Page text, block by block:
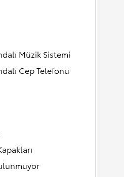
Müzik Sistemi
Cep Telefonu